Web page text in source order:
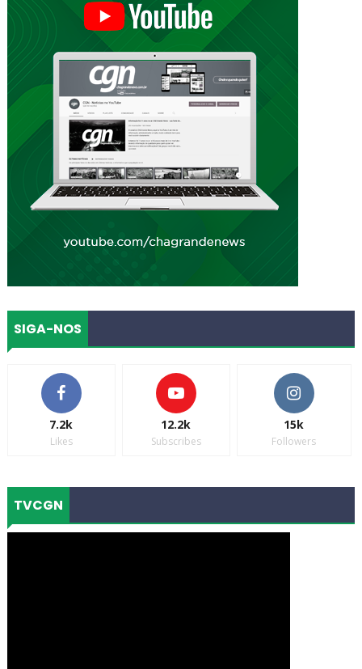
SIGA-NOS
7.2k
Likes
12.2k
Subscribes
15k
Followers
TVCGN